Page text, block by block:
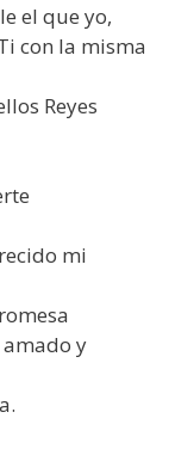
el que yo,
con la misma
Reyes
mi
y